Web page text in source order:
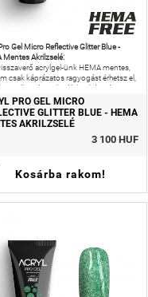
Gel Micro Reflective Glitter Blue -
Mentes Akrilzselé:
acrylgel-ünk HEMA mentes,
csak káprázatos ragyogást érhetsz el,
az allergiás reakciók kockázatát is
PRO GEL MICRO
GLITTER BLUE - HEMA
AKRILZSELÉ
3 100 HUF
Kosárba rakom!